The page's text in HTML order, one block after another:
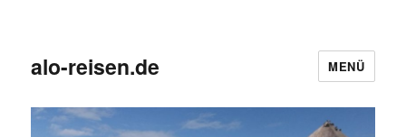
alo-reisen.de MENÜ